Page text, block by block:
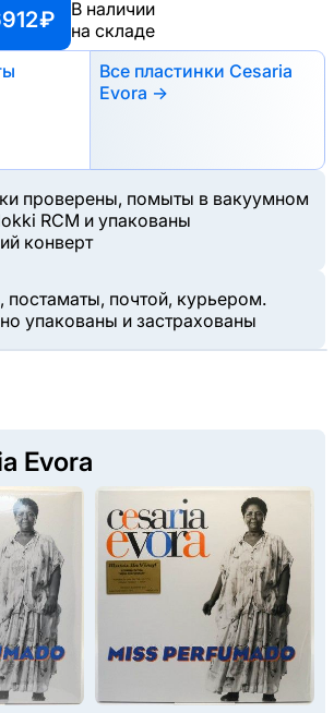
₽
В наличии
на складе
Все пластинки Cesaria
Evora →
проверены, помыты в вакуумном
RCM и упакованы
конверт
постаматы, почтой, курьером.
упакованы и застрахованы
Evora